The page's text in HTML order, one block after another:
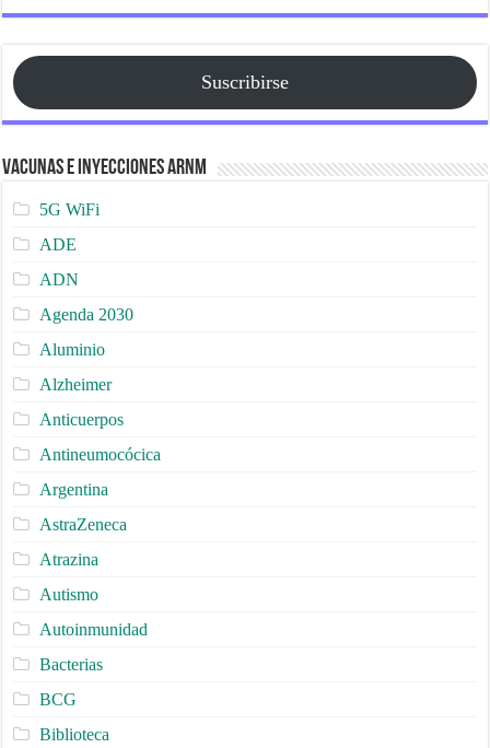
Suscribirse
Vacunas e Inyecciones ARNm
5G WiFi
ADE
ADN
Agenda 2030
Aluminio
Alzheimer
Anticuerpos
Antineumocócica
Argentina
AstraZeneca
Atrazina
Autismo
Autoinmunidad
Bacterias
BCG
Biblioteca